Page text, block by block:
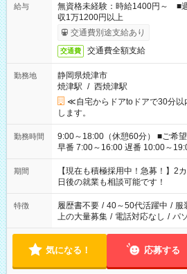
給与
無資格未経験：時給1400円～
収1万1200円以上
交通費別途支給あり
交通費 交通費全額支給
勤務地
静岡県焼津市
焼津駅 / 西焼津駅
≪自宅からドアtoドアで30分
します。
勤務時間
9:00～18:00（休憩60分） ■ご希望があれば下記シフトもOK！
早番 7:00～16:00 遅番 10:00～19:00 「家族と休みを合わ
い」 「余裕を持って夕飯の準備
たくない」 など、ご希望を教えてください
の方へ 今ご覧のお仕事で希望する
の勤務時間。 合計で週40時間を
期間
【現在も積極採用中！急募！】
日後の就業も相談可能です！
特徴 履歴書不要 / 40～50代活躍中 / 服
上の大量募集 / 電話対応なし / パ
気になる！ 応募する